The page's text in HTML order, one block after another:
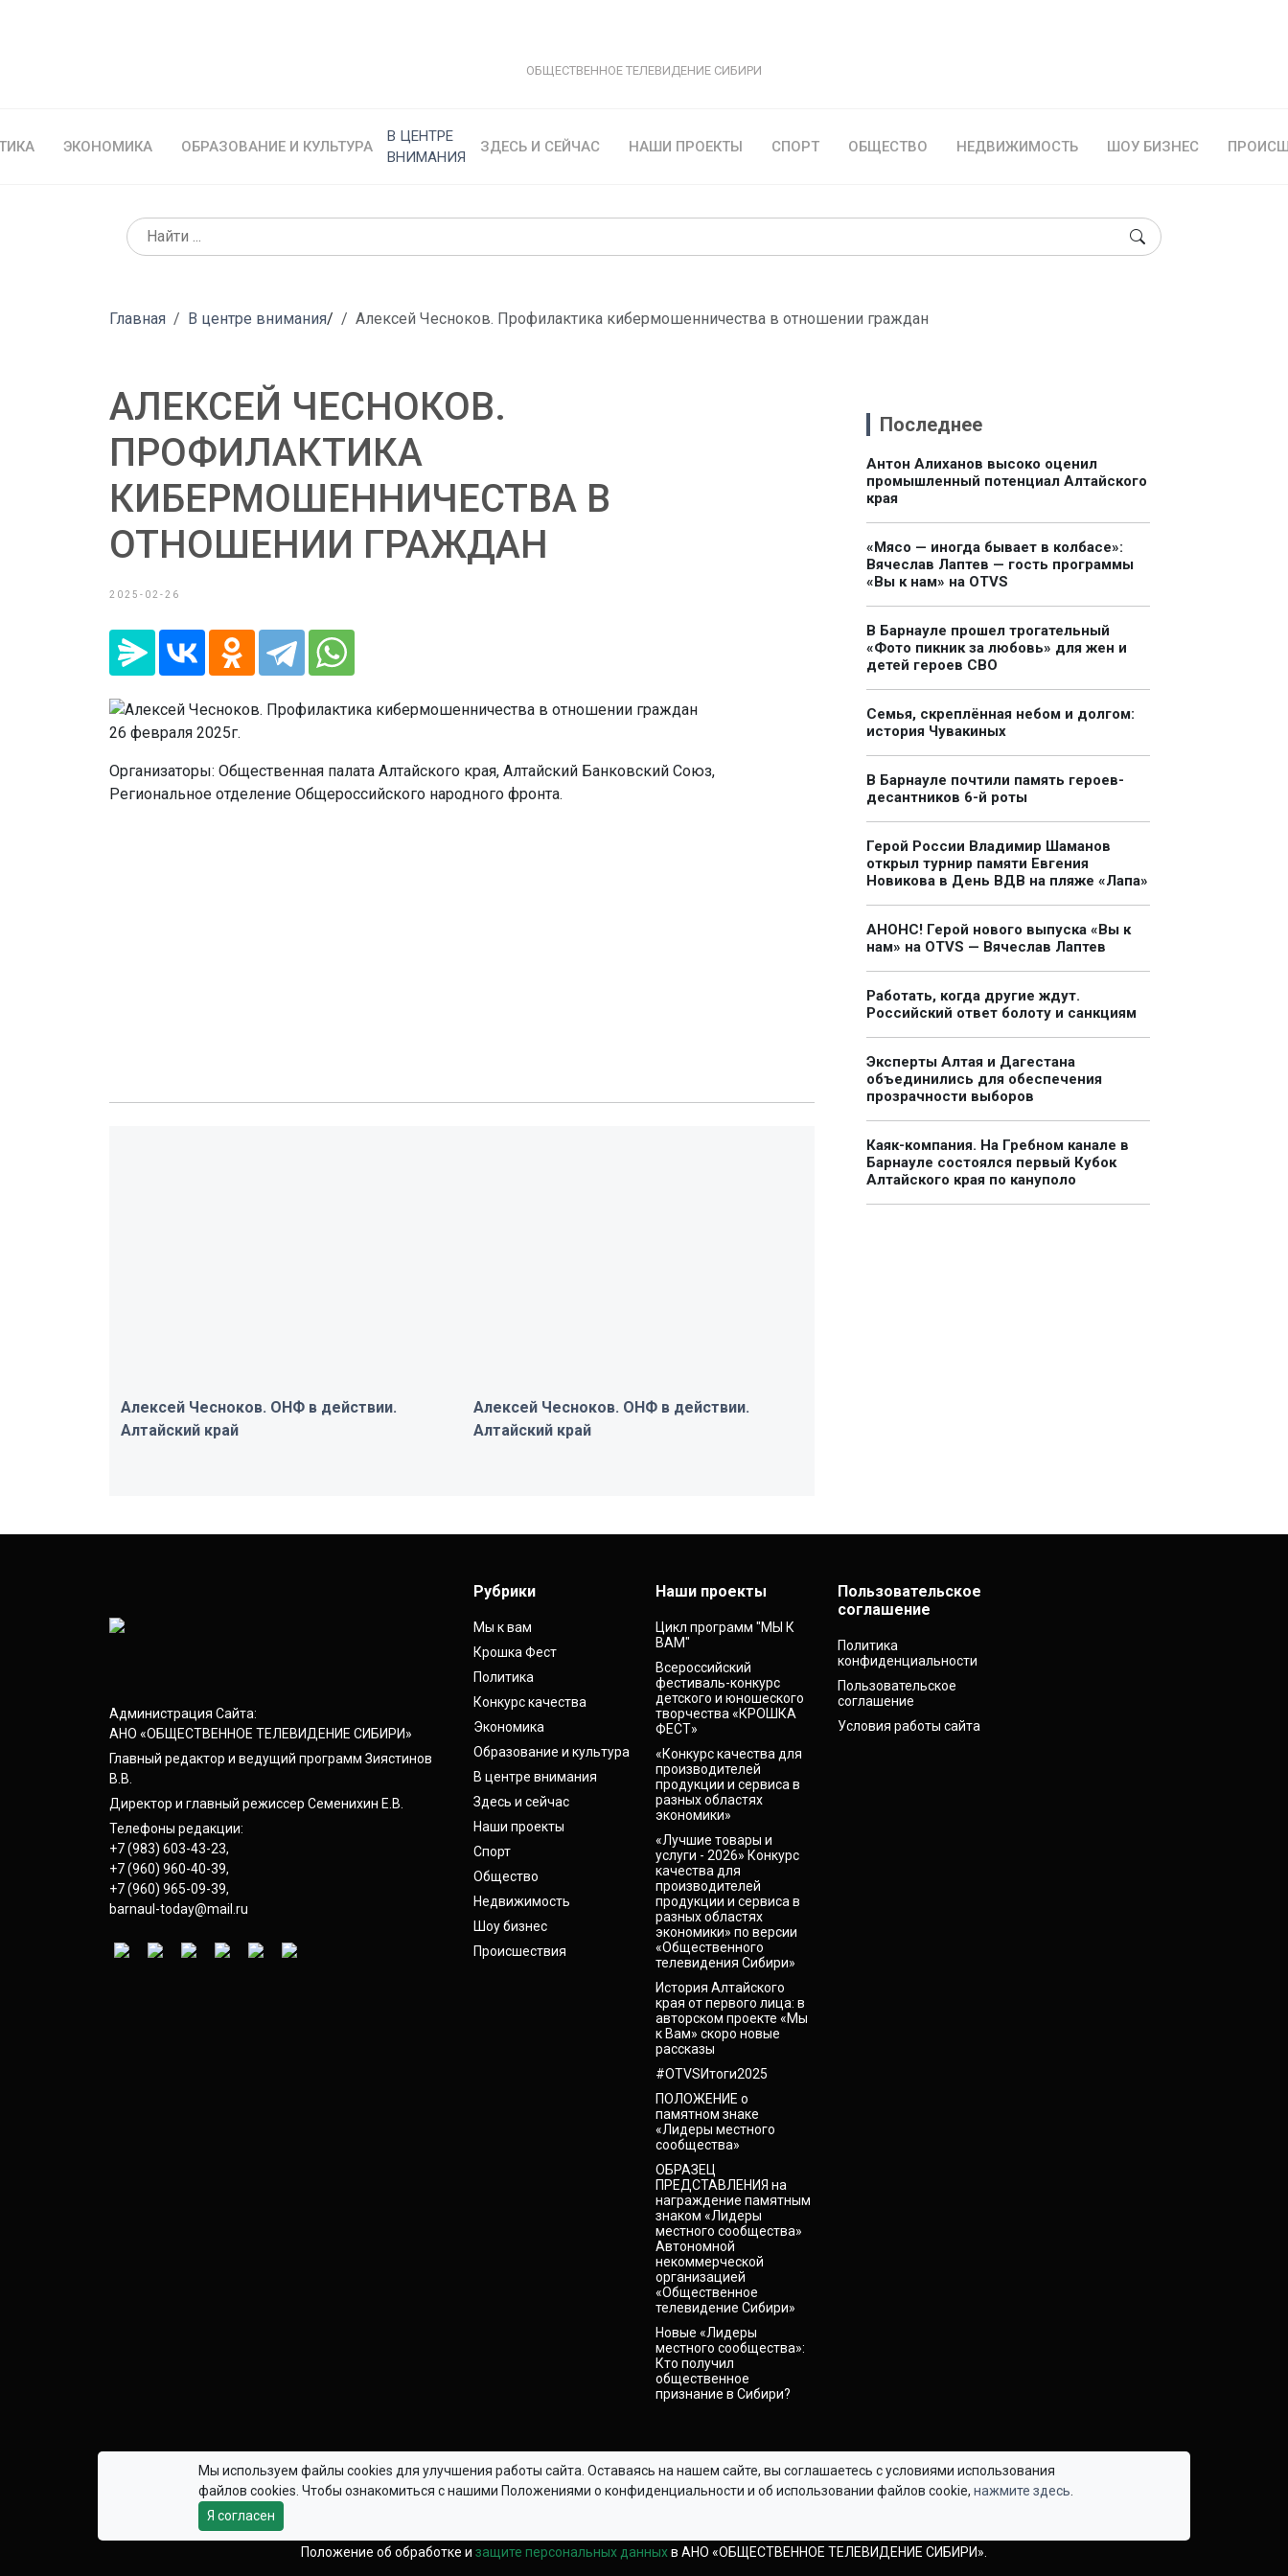
ОБЩЕСТВЕННОЕ ТЕЛЕВИДЕНИЕ СИБИРИ
ЭКОНОМИКА ОБРАЗОВАНИЕ И КУЛЬТУРА
В ЦЕНТРЕ
ВНИМАНИЯ
ЗДЕСЬ И СЕЙЧАС НАШИ ПРОЕКТЫ СПОРТ ОБЩЕСТВО НЕДВИЖИМОСТЬ ШОУ БИЗНЕС
Главная В центре внимания/ Алексей Чесноков. Профилактика кибермошенничества в отношении граждан
АЛЕКСЕЙ ЧЕСНОКОВ.
ПРОФИЛАКТИКА
КИБЕРМОШЕННИЧЕСТВА В
ОТНОШЕНИИ ГРАЖДАН
2025-02-26
26 февраля 2025г.
Организаторы: Общественная палата Алтайского края, Алтайский Банковский Союз,
Региональное отделение Общероссийского народного фронта.
Алексей Чесноков. ОНФ в действии.
Алтайский край
Алексей Чесноков. ОНФ в действии.
Алтайский край
Последнее
Антон Алиханов высоко оценил
промышленный потенциал Алтайского
края
«Мясо — иногда бывает в колбасе»:
Вячеслав Лаптев — гость программы
«Вы к нам» на OTVS
В Барнауле прошел трогательный
«Фото пикник за любовь» для жен и
детей героев СВО
Семья, скреплённая небом и долгом:
история Чувакиных
В Барнауле почтили память героев-
десантников 6-й роты
Герой России Владимир Шаманов
открыл турнир памяти Евгения
Новикова в День ВДВ на пляже «Лапа»
АНОНС! Герой нового выпуска «Вы к
нам» на OTVS — Вячеслав Лаптев
Работать, когда другие ждут.
Российский ответ болоту и санкциям
Эксперты Алтая и Дагестана
объединились для обеспечения
прозрачности выборов
Каяк-компания. На Гребном канале в
Барнауле состоялся первый Кубок
Алтайского края по кануполо
Администрация Сайта:
АНО «ОБЩЕСТВЕННОЕ ТЕЛЕВИДЕНИЕ СИБИРИ»
Главный редактор и ведущий программ Зиястинов
В.В.
Директор и главный режиссер Семенихин Е.В.
Телефоны редакции:
+7 (983) 603-43-23,
+7 (960) 960-40-39,
+7 (960) 965-09-39,
barnaul-today@mail.ru
Рубрики
Мы к вам
Крошка Фест
Политика
Конкурс качества
Экономика
Образование и культура
В центре внимания
Здесь и сейчас
Наши проекты
Спорт
Общество
Недвижимость
Шоу бизнес
Происшествия
Наши проекты
Цикл программ "МЫ К
ВАМ"
Всероссийский
фестиваль-конкурс
детского и юношеского
творчества «КРОШКА
ФЕСТ»
«Конкурс качества для
производителей
продукции и сервиса в
разных областях
экономики»
«Лучшие товары и
услуги - 2026» Конкурс
качества для
производителей
продукции и сервиса в
разных областях
экономики» по версии
«Общественного
телевидения Сибири»
История Алтайского
края от первого лица: в
авторском проекте «Мы
к Вам» скоро новые
рассказы
#OTVSИтоги2025
ПОЛОЖЕНИЕ о
памятном знаке
«Лидеры местного
сообщества»
ОБРАЗЕЦ
ПРЕДСТАВЛЕНИЯ на
награждение памятным
знаком «Лидеры
местного сообщества»
Автономной
некоммерческой
организацией
«Общественное
телевидение Сибири»
Новые «Лидеры
местного сообщества»:
Кто получил
общественное
признание в Сибири?
Пользовательское
соглашение
Политика
конфиденциальности
Пользовательское
соглашение
Условия работы сайта
© АНО «ОБЩЕСТВЕННОЕ ТЕЛЕВИДЕНИЕ СИБИРИ», 2024-2026.
Все права защищены. При любом использовании материалов ссылка (для сайтов - гиперссылка на https://otvs.online) обязательна.
Положение об обработке и защите персональных данныхв АНО «ОБЩЕСТВЕННОЕ ТЕЛЕВИДЕНИЕ СИБИРИ».
Мы используем файлы cookies для улучшения работы сайта. Оставаясь на нашем сайте, вы соглашаетесь с условиями использования
файлов cookies. Чтобы ознакомиться с нашими Положениями о конфиденциальности и об использовании файлов cookie,нажмите здесь
Я согласен